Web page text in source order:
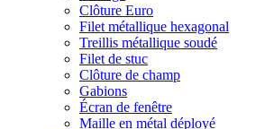
Clôture Euro
Filet métallique hexagonal
Treillis métallique soudé
Filet de stuc
Clôture de champ
Gabions
Écran de fenêtre
Maille en métal déployé